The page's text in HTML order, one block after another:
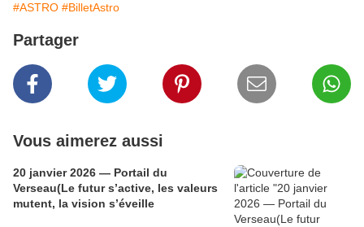
#ASTRO #BilletAstro
Partager
Vous aimerez aussi
20 janvier 2026 — Portail du
Verseau(Le futur s’active, les valeurs
mutent, la vision s’éveille